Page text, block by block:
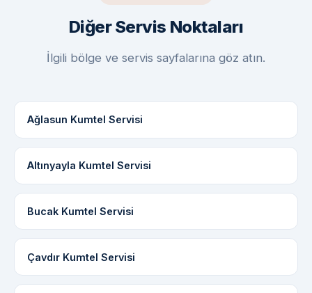
Diğer Servis Noktaları
İlgili bölge ve servis sayfalarına göz atın.
Ağlasun Kumtel Servisi
Altınyayla Kumtel Servisi
Bucak Kumtel Servisi
Çavdır Kumtel Servisi